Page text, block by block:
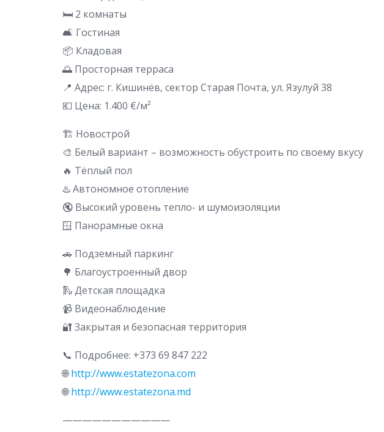
🛏️ 2 комнаты
🛋️ Гостиная
📦 Кладовая
🌅 Просторная терраса
📍 Адрес: г. Кишинёв, сектор Старая Почта, ул. Язулуй 38
💶 Цена: 1.400 €/м²
🏗 Новострой
🎨 Белый вариант – возможность обустроить по своему вкусу
🔥 Тёплый пол
♨️ Автономное отопление
🔇 Высокий уровень тепло- и шумоизоляции
🪟 Панорамные окна
🚗 Подземный паркинг
🌳 Благоустроенный двор
🛝 Детская площадка
📹 Видеонаблюдение
🔐 Закрытая и безопасная территория
📞 Подробнее: +373 69 847 222
🌐http://www.estatezona.com
🌐http://www.estatezona.md
———————————